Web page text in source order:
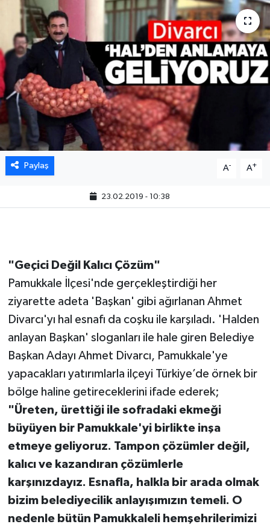
Paylaş A- A+
23.02.2019 - 10:38
"Geçici Değil Kalıcı Çözüm"
Pamukkale İlçesi'nde gerçekleştirdiği her
ziyarette adeta 'Başkan' gibi ağırlanan Ahmet
Divarcı'yı hal esnafı da coşku ile karşıladı. 'Halden
anlayan Başkan' sloganları ile hale giren Belediye
Başkan Adayı Ahmet Divarcı, Pamukkale'ye
yapacakları yatırımlarla ilçeyi Türkiye’de örnek bir
bölge haline getireceklerini ifade ederek;
"Üreten, ürettiği ile sofradaki ekmeği
büyüyen bir Pamukkale'yi birlikte inşa
etmeye geliyoruz. Tampon çözümler değil,
kalıcı ve kazandıran çözümlerle
karşınızdayız. Esnafla, halkla bir arada olmak
bizim belediyecilik anlayışımızın temeli. O
nedenle bütün Pamukkaleli hemşehrilerimizi